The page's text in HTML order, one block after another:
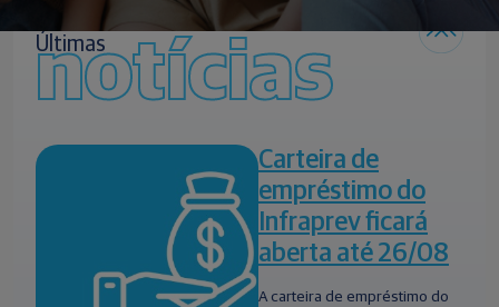
Últimas
notícias
Carteira de
empréstimo do
Infraprev ficará
aberta até 26/08
A carteira de empréstimo do